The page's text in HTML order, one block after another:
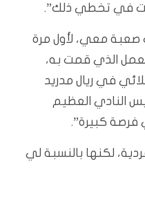
في تخطي ذلك”.
صعبة معي، لأول مرة
الذي قمت به،
في ريال مدريد
النادي العظيم
فرصة كبيرة”.
لكنها بالنسبة لي